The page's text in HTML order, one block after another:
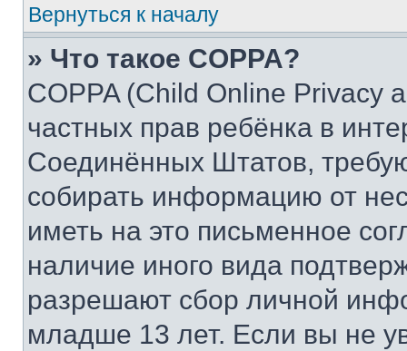
Вернуться к началу
» Что такое COPPA?
COPPA (Child Online Privacy
частных прав ребёнка в
Соединённых Штатов,
собирать информацию от
иметь на это письменное
наличие иного вида
разрешают сбор личной
младше 13 лет. Если вы не